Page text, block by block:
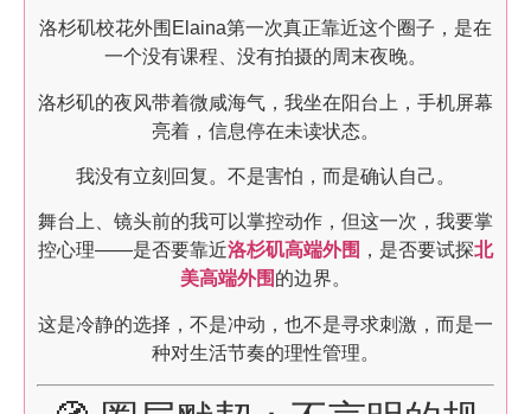
洛杉矶校花外围Elaina第一次真正靠近这个圈子，是在
一个没有课程、没有拍摄的周末夜晚。
洛杉矶的夜风带着微咸海气，我坐在阳台上，手机屏幕
亮着，信息停在未读状态。
我没有立刻回复。不是害怕，而是确认自己。
舞台上、镜头前的我可以掌控动作，但这一次，我要掌
控心理——是否要靠近洛杉矶高端外围 ，是否要试探北
美高端外围 的边界。
这是冷静的选择，不是冲动，也不是寻求刺激，而是一
种对生活节奏的理性管理。